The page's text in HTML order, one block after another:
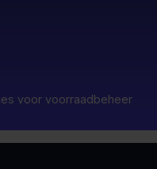
voor voorraadbeheer